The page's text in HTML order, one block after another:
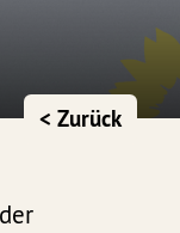
< Zurück